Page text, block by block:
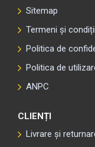
Sitemap
Termeni și condiții
Politica de
Politica de
ANPC
CLIENȚI
Livrare și